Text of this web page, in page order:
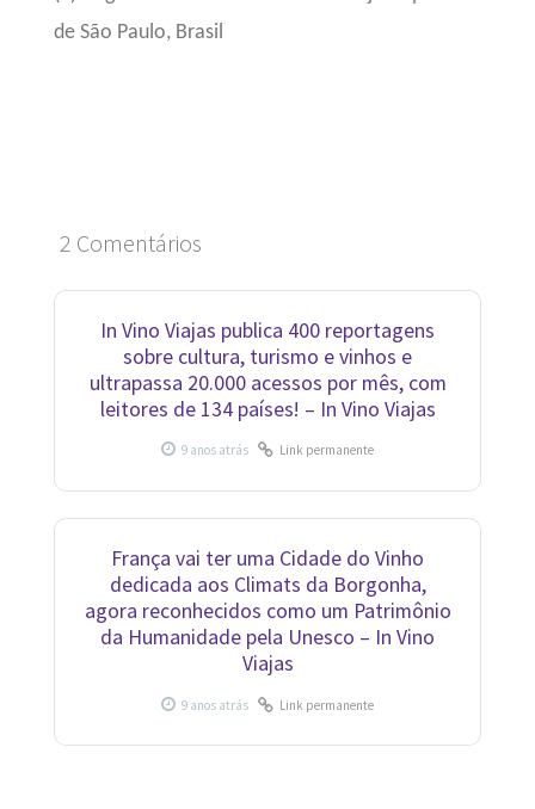
de São Paulo, Brasil
2 Comentários
In Vino Viajas publica 400 reportagens
sobre cultura, turismo e vinhos e
ultrapassa 20.000 acessos por mês, com
leitores de 134 países! – In Vino Viajas
Link permanente
França vai ter uma Cidade do Vinho
dedicada aos Climats da Borgonha,
agora reconhecidos como um Patrimônio
da Humanidade pela Unesco – In Vino
Viajas
Link permanente